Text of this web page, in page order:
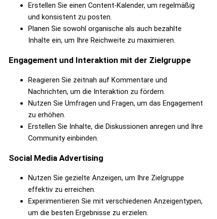
Erstellen Sie einen Content-Kalender, um regelmäßig
und konsistent zu posten.
Planen Sie sowohl organische als auch bezahlte
Inhalte ein, um Ihre Reichweite zu maximieren.
Engagement und Interaktion mit der Zielgruppe
Reagieren Sie zeitnah auf Kommentare und
Nachrichten, um die Interaktion zu fördern.
Nutzen Sie Umfragen und Fragen, um das Engagement
zu erhöhen.
Erstellen Sie Inhalte, die Diskussionen anregen und Ihre
Community einbinden.
Social Media Advertising
Nutzen Sie gezielte Anzeigen, um Ihre Zielgruppe
effektiv zu erreichen.
Experimentieren Sie mit verschiedenen Anzeigentypen,
um die besten Ergebnisse zu erzielen.